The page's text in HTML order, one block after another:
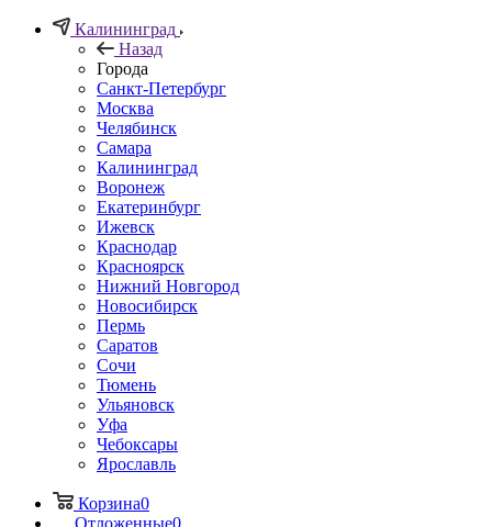
Калининград
Назад
Города
Санкт-Петербург
Москва
Челябинск
Самара
Калининград
Воронеж
Екатеринбург
Ижевск
Краснодар
Красноярск
Нижний Новгород
Новосибирск
Пермь
Саратов
Сочи
Тюмень
Ульяновск
Уфа
Чебоксары
Ярославль
Корзина0
Отложенные0